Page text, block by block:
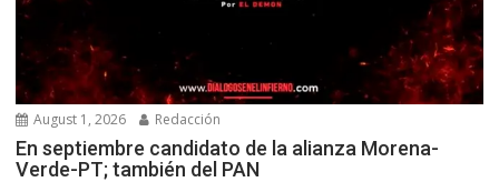
August 1, 2026 Redacción
En septiembre candidato de la alianza Morena-
Verde-PT; también del PAN